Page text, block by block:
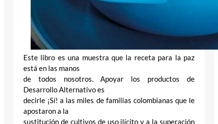
Este libro es una muestra que la receta para la paz
está en las manos
de todos nosotros. Apoyar los productos de
Desarrollo Alternativo es
decirle ¡Sí! a las miles de familias colombianas que le
apostaron a la
sustitución de cultivos de uso ilícito y a la superación